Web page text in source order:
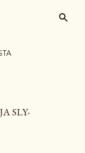
SLY-